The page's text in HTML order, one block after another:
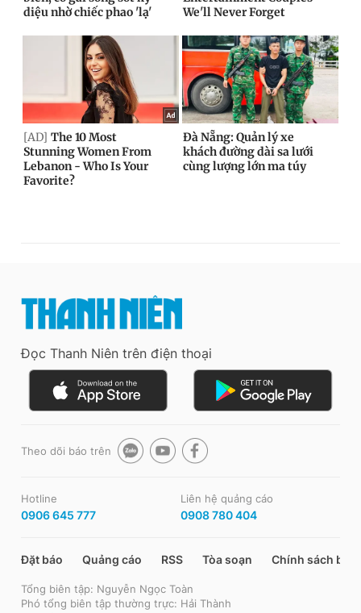
Đọc Thanh Niên trên điện thoại
Theo dõi báo trên
Hotline
0906 645 777
Liên hệ quảng cáo
0908 780 404
Đặt báo Quảng cáo RSS Tòa soạn Chính sách bảo
Tổng biên tập: Nguyễn Ngọc Toàn
Phó tổng biên tập thường trực: Hải Thành